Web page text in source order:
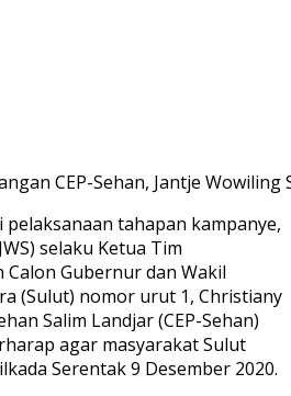
CEP-Sehan, Jantje
pelaksanaan tahapan kampanye,
selaku Ketua Tim
Calon Gubernur dan Wakil
(Sulut) nomor urut 1, Christiany
Salim Landjar (CEP-Sehan)
agar masyarakat Sulut
Serentak 9 Desember 2020.